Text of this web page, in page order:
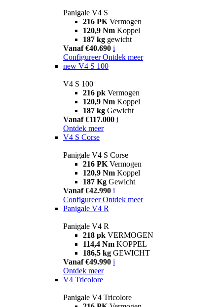
Panigale V4 S
216 PK Vermogen
120,9 Nm Koppel
187 kg gewicht
Vanaf €40.690 i
Configureer Ontdek meer
new V4 S 100
V4 S 100
216 pk Vermogen
120,9 Nm Koppel
187 kg Gewicht
Vanaf €117.000 i
Ontdek meer
V4 S Corse
Panigale V4 S Corse
216 PK Vermogen
120,9 Nm Koppel
187 Kg Gewicht
Vanaf €42.990 i
Configureer Ontdek meer
Panigale V4 R
Panigale V4 R
218 pk VERMOGEN
114,4 Nm KOPPEL
186,5 kg GEWICHT
Vanaf €49.990 i
Ontdek meer
V4 Tricolore
Panigale V4 Tricolore